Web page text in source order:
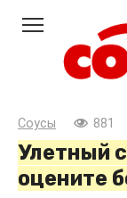
контенту
Соусы 881
Улетный
оцените